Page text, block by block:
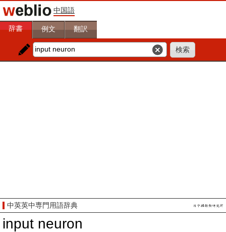
中国語
辞書 例文 翻訳
中英英中専門用語辞典
input neuron